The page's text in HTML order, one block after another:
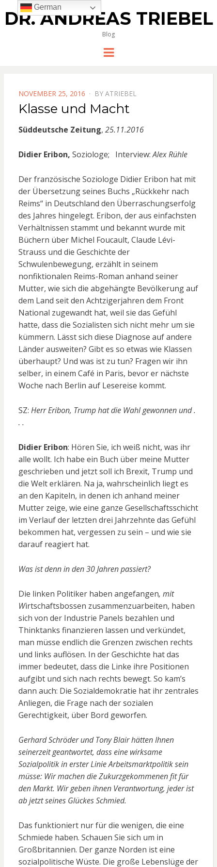
DR. ANDREAS TRIEBEL
Blog
Menu
POSTED
ON
NOVEMBER 25, 2016 BY ATRIEBEL
Klasse und Macht
Süddeutsche Zeitung, 25.11.2016
Didier Eribon, Soziologe; Interview:Alex Rühle
Der französische Soziologe Didier Eribon hat mit
der Übersetzung seines Buchs „Rückkehr nach
Reims“ in Deutschland den Überraschungserfolg
des Jahres hingelegt. Eribon, der aus einfachsten
Verhältnissen stammt und bekannt wurde mit
Büchern über Michel Foucault, Claude Lévi-
Strauss und die Geschichte der
Schwulenbewegung, erzählt in seinem
nonfiktionalen Reims-Roman anhand seiner
Mutter, wie sich die abgehängte Bevölkerung auf
dem Land seit den Achtzigerjahren dem Front
National zugewandt hat, weil sie das Gefühl
hatte, dass die Sozialisten sich nicht mehr um sie
kümmern. Lässt sich diese Diagnose auf andere
Länder ausweiten? Gibt es so etwas wie Klassen
überhaupt? Und was ist zu tun? Fragen wir ihn
selber, in einem Café in Paris, bevor er nächste
Woche nach Berlin auf Lesereise kommt.
SZ: Herr Eribon, Trump hat die Wahl gewonnen und .
. .
Didier Eribon: Hören Sie, ich weiß nicht, was ihr
alle wollt. Ich habe ein Buch über meine Mutter
geschrieben und jetzt soll ich Brexit, Trump und
die Welt erklären. Na ja, wahrscheinlich liegt es
an den Kapiteln, in denen ich anhand meiner
Mutter zeige, wie eine ganze Gesellschaftsschicht
im Verlauf der letzten drei Jahrzehnte das Gefühl
bekommen hat, vergessen zu sein – und wie sie
darauf reagiert hat.
Was ist denn in den 30 Jahren passiert?
Die linken Politiker haben angefangen, mit
Wirtschaftsbossen zusammenzuarbeiten, haben
sich von der Industrie Panels bezahlen und
Thinktanks finanzieren lassen und verkündet,
man müsse endlich die Grenzen zwischen rechts
und links auflösen. In der Geschichte hat das
immer bedeutet, dass die Linke ihre Positionen
aufgibt und sich nach rechts bewegt. So kam’s
dann auch: Die Sozialdemokratie hat ihr zentrales
Anliegen, die Frage nach der sozialen
Gerechtigkeit, über Bord geworfen.
Gerhard Schröder und Tony Blair hätten Ihnen
seinerzeit geantwortet, dass eine wirksame
Sozialpolitik in erster Linie Arbeitsmarktpolitik sein
müsse: Wir machen die Zukurzgekommenen fit für
den Markt. Wir geben ihnen Verantwortung, jeder ist
ab jetzt seines Glückes Schmied.
Das funktioniert nur für die wenigen, die eine
Schmiede haben. Schauen Sie sich um in
Großbritannien. Der ganze Norden ist eine
sozialpolitische Wüste. Die große Lebenslüge der
German